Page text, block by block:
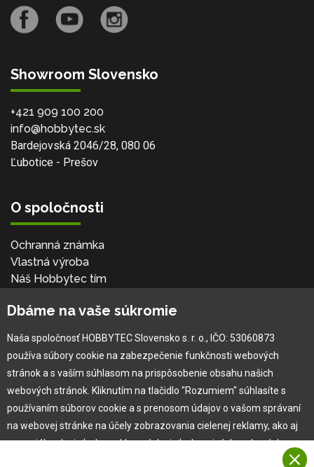
Showroom Slovensko
+421 909 100 200
info@hobbytec.sk
Bardejovská 2046/28, 080 06
Ľubotice - Prešov
O spoločnosti
Ochranná známka
Vlastná výroba
Náš Hobbytec tím
Naša história
Pre zákazníka
Garancia najlepšej ceny
Užívateľský manuál
Dbáme na vaše súkromie
Naša spoločnosť HOBBYTEC Slovensko s. r. o., IČO: 53060873
používa súbory cookie na zabezpečenie funkčnosti webových
stránok a s vaším súhlasom na prispôsobenie obsahu našich
webových stránok. Kliknutím na tlačidlo "Rozumiem" súhlasíte s
používaním súborov cookie a s prenosom údajov o vašom správaní
na webovej stránke na účely zobrazovania cielenej reklamy, ako aj
na sociálnych sieťach a reklamných sieťach na iných webových